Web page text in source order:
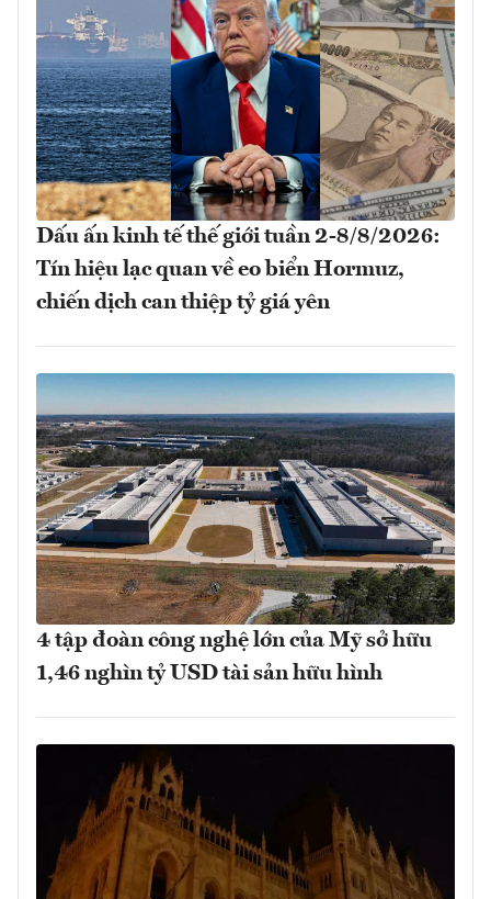
Dấu ấn kinh tế thế giới tuần 2-8/8/2026:
Tín hiệu lạc quan về eo biển Hormuz,
chiến dịch can thiệp tỷ giá yên
4 tập đoàn công nghệ lớn của Mỹ sở hữu
1,46 nghìn tỷ USD tài sản hữu hình